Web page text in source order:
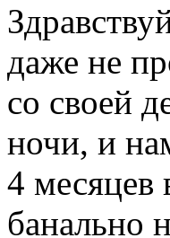
даже не
со своей
ночи, и
4 месяцев
банально